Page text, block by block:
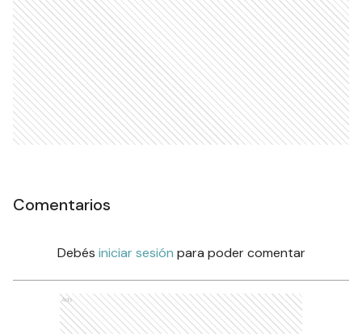
Comentarios
Debés iniciar sesión para poder comentar
Ads